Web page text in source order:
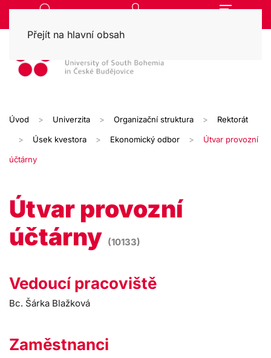
Přejít na hlavní obsah
Úvod Univerzita Organizační struktura Rektorát
Úsek kvestora Ekonomický odbor Útvar provozní
účtárny
Útvar provozní
účtárny (10133)
Vedoucí pracoviště
Bc. Šárka Blažková
Zaměstnanci